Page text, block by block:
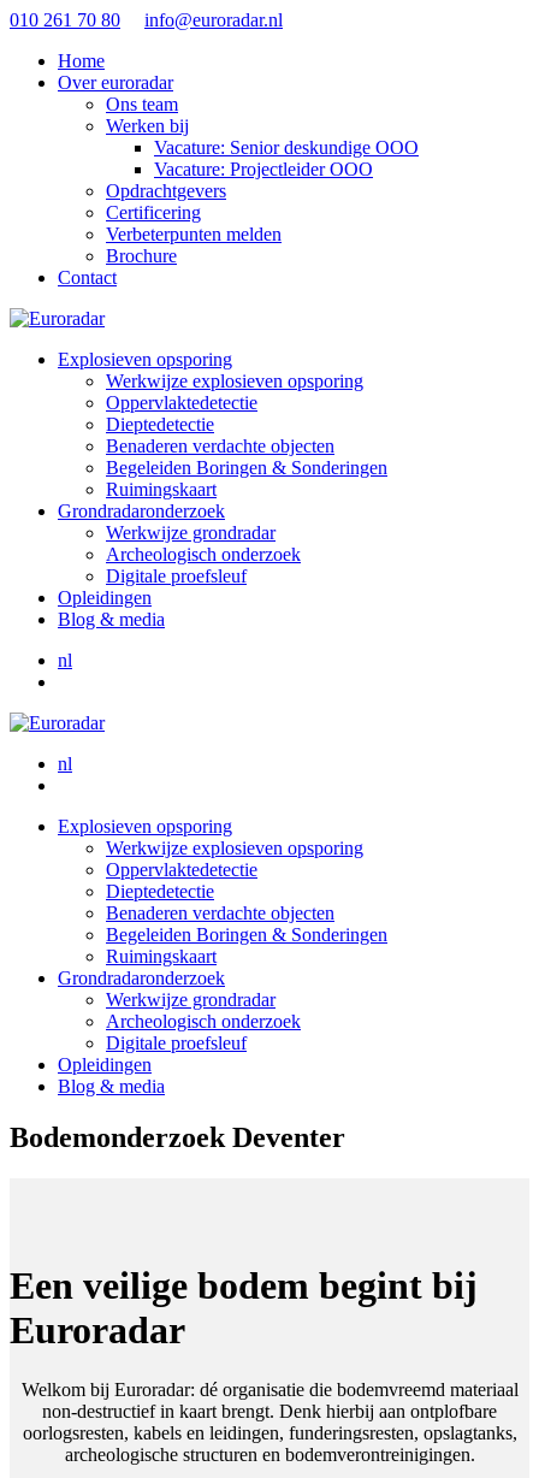
010 261 70 80
info@euroradar.nl
Home
Over euroradar
Ons team
Werken bij
Vacature: Senior deskundige OOO
Vacature: Projectleider OOO
Opdrachtgevers
Certificering
Verbeterpunten melden
Brochure
Contact
Explosieven opsporing
Werkwijze explosieven opsporing
Oppervlaktedetectie
Dieptedetectie
Benaderen verdachte objecten
Begeleiden Boringen & Sonderingen
Ruimingskaart
Grondradaronderzoek
Werkwijze grondradar
Archeologisch onderzoek
Digitale proefsleuf
Opleidingen
Blog & media
nl
nl
Explosieven opsporing
Werkwijze explosieven opsporing
Oppervlaktedetectie
Dieptedetectie
Benaderen verdachte objecten
Begeleiden Boringen & Sonderingen
Ruimingskaart
Grondradaronderzoek
Werkwijze grondradar
Archeologisch onderzoek
Digitale proefsleuf
Opleidingen
Blog & media
Bodemonderzoek Deventer
Een veilige bodem begint bij
Euroradar
Welkom bij Euroradar: dé organisatie die bodemvreemd materiaal
non-destructief in kaart brengt. Denk hierbij aan ontplofbare
oorlogsresten, kabels en leidingen, funderingsresten, opslagtanks,
archeologische structuren en bodemverontreinigingen.